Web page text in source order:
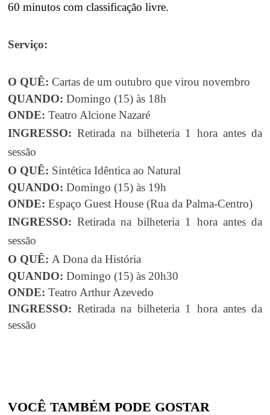
60 minutos com classificação livre.
Serviço:
O QUÊ: Cartas de um outubro que virou novembro
QUANDO: Domingo (15) às 18h
ONDE: Teatro Alcione Nazaré
INGRESSO: Retirada na bilheteria 1 hora antes da
sessão
O QUÊ: Sintética Idêntica ao Natural
QUANDO: Domingo (15) às 19h
ONDE: Espaço Guest House (Rua da Palma-Centro)
INGRESSO: Retirada na bilheteria 1 hora antes da
sessão
O QUÊ: A Dona da História
QUANDO: Domingo (15) às 20h30
ONDE: Teatro Arthur Azevedo
INGRESSO: Retirada na bilheteria 1 hora antes da
sessão
VOCÊ TAMBÉM PODE GOSTAR